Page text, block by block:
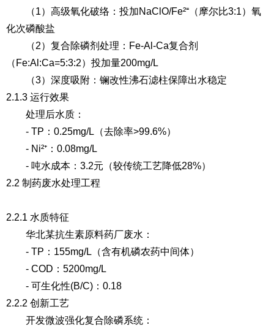
（1）高级氧化破络 ：投加NaClO/Fe²⁼（摩尔比3:1）氧
化次磷酸盐
（2）复合除磷剂处理 ：Fe-Al-Ca复合剂
（Fe:Al:Ca=5:3:2）投加量200mg/L
（3）深度吸附 ：镧改性沸石滤柱保障出水稳定
2.1.3 运行效果
处理后水质：
- TP：0.25mg/L（去除率>99.6%）
- Ni²⁺：0.08mg/L
- 吨水成本：3.2元（较传统工艺降低28%）
2.2 制药废水处理工程
2.2.1 水质特征
华北某抗生素原料药厂废水：
- TP：155mg/L（含有机磷农药中间体）
- COD：5200mg/L
- 可生化性(B/C)：0.18
2.2.2 创新工艺
开发微波强化复合除磷系统：